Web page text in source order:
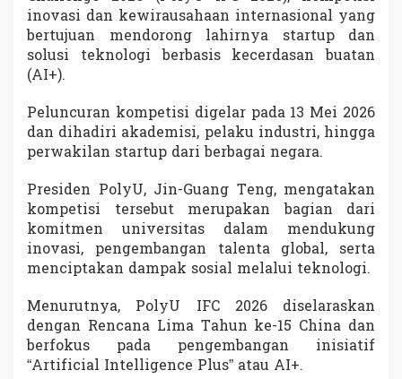
2
6
,
r
t
u
p
n
o
v
a
t
i
P
e
r
b
inovasi dan kewirausahaan internasional yang
bertujuan mendorong lahirnya startup dan
solusi teknologi berbasis kecerdasan buatan
(AI+).
Peluncuran kompetisi digelar pada 13 Mei 2026
dan dihadiri akademisi, pelaku industri, hingga
perwakilan startup dari berbagai negara.
Presiden PolyU, Jin-Guang Teng, mengatakan
kompetisi tersebut merupakan bagian dari
komitmen universitas dalam mendukung
inovasi, pengembangan talenta global, serta
menciptakan dampak sosial melalui teknologi.
Menurutnya, PolyU IFC 2026 diselaraskan
dengan Rencana Lima Tahun ke-15 China dan
berfokus pada pengembangan inisiatif
“Artificial Intelligence Plus” atau AI+.